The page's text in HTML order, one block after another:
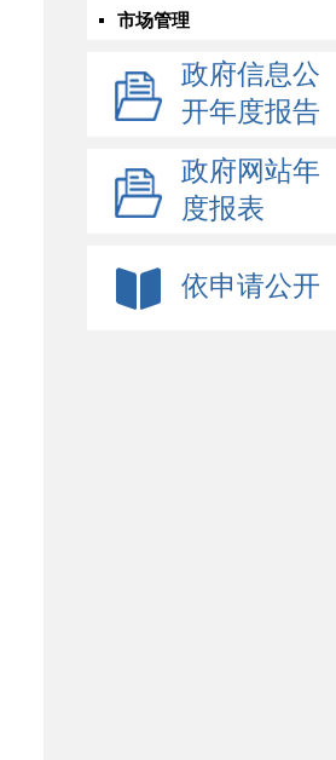
市场管理
政府信息公
开年度报告
政府网站年
度报表
依申请公开